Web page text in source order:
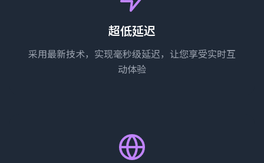
超低延迟
采用最新技术，实现毫秒级延迟，让您享受实时互
动体验